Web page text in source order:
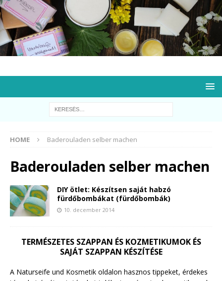
HOME Baderouladen selber machen
Baderouladen selber machen
DIY ötlet: Készítsen saját habzó
fürdőbombákat (fürdőbombák)
10. december 2014
TERMÉSZETES SZAPPAN ÉS KOZMETIKUMOK ÉS
SAJÁT SZAPPAN KÉSZÍTÉSE
A Naturseife und Kosmetik oldalon hasznos tippeket, érdekes